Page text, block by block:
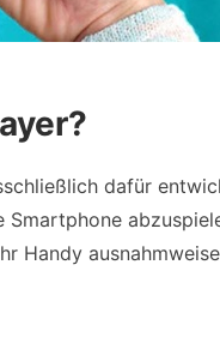
dafür
Handy